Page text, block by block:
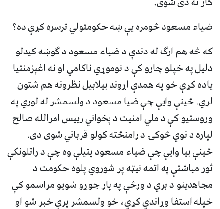
ضياء مسعود څومره يې ښه حکومتولي ترسره کړې ده؟
که څه هم ارګ له دندې د ضياء مسعود د ګوښه کيدلو
دليل په خپلو چارو کې د نوموړي ناکامي او نه اغېزمنتيا
ياده کړې خو په همدې اړوند بيلابيل نظرونه هم شتون
لري. ځينې وايې چې ضيا مسعود د ولسمشر له لوري په
وروستيو کې د ملي امنيت د پخواني رييس امرالله صالح
لپاره د نوي څوکۍ د رامنځته کولو قرباني شوی دی.
ځينې بيا وايې چې ضياء مسعود پتيلې وه چې د راتلونکې
ثور مياشتې په اتمه نيټه پر شوروي پلوه حکومت د
مجاهدینو د بري د ورځې په پار جوړو شويو مراسمو کې
خپله استفا وړاندي کړي، خو ولسمشر پرې خبر شو او